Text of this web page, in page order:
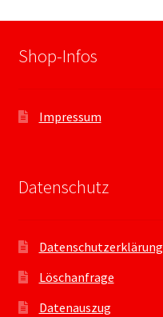
Shop-Infos
Impressum
Datenschutz
Datenschutzerklärung
Löschanfrage
Datenauszug